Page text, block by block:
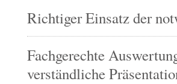
Richtiger Einsatz der
Fachgerechte
verständliche